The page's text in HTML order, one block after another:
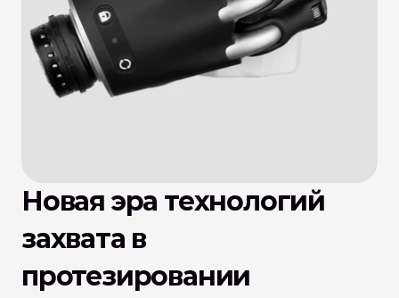
Новая эра технологий
захвата в
протезировании